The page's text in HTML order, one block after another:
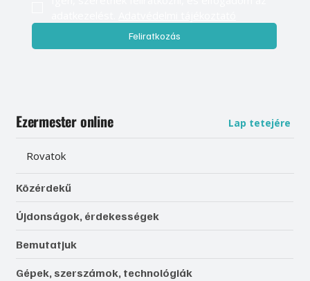
Feliratkozás
Ezermester online Lap tetejére
Rovatok
Közérdekű
Újdonságok, érdekességek
Bemutatjuk
Gépek, szerszámok, technológiák